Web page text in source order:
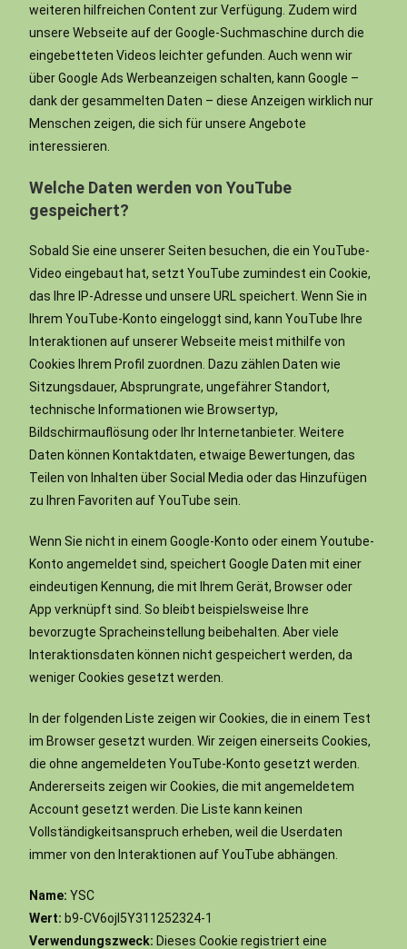
weiteren hilfreichen Content zur Verfügung. Zudem wird
unsere Webseite auf der Google-Suchmaschine durch die
eingebetteten Videos leichter gefunden. Auch wenn wir
über Google Ads Werbeanzeigen schalten, kann Google –
dank der gesammelten Daten – diese Anzeigen wirklich nur
Menschen zeigen, die sich für unsere Angebote
interessieren.
Welche Daten werden von YouTube
gespeichert?
Sobald Sie eine unserer Seiten besuchen, die ein YouTube-
Video eingebaut hat, setzt YouTube zumindest ein Cookie,
das Ihre IP-Adresse und unsere URL speichert. Wenn Sie in
Ihrem YouTube-Konto eingeloggt sind, kann YouTube Ihre
Interaktionen auf unserer Webseite meist mithilfe von
Cookies Ihrem Profil zuordnen. Dazu zählen Daten wie
Sitzungsdauer, Absprungrate, ungefährer Standort,
technische Informationen wie Browsertyp,
Bildschirmauflösung oder Ihr Internetanbieter. Weitere
Daten können Kontaktdaten, etwaige Bewertungen, das
Teilen von Inhalten über Social Media oder das Hinzufügen
zu Ihren Favoriten auf YouTube sein.
Wenn Sie nicht in einem Google-Konto oder einem Youtube-
Konto angemeldet sind, speichert Google Daten mit einer
eindeutigen Kennung, die mit Ihrem Gerät, Browser oder
App verknüpft sind. So bleibt beispielsweise Ihre
bevorzugte Spracheinstellung beibehalten. Aber viele
Interaktionsdaten können nicht gespeichert werden, da
weniger Cookies gesetzt werden.
In der folgenden Liste zeigen wir Cookies, die in einem Test
im Browser gesetzt wurden. Wir zeigen einerseits Cookies,
die ohne angemeldeten YouTube-Konto gesetzt werden.
Andererseits zeigen wir Cookies, die mit angemeldetem
Account gesetzt werden. Die Liste kann keinen
Vollständigkeitsanspruch erheben, weil die Userdaten
immer von den Interaktionen auf YouTube abhängen.
Name: YSC
Wert: b9-CV6ojI5Y311252324-1
Verwendungszweck: Dieses Cookie registriert eine